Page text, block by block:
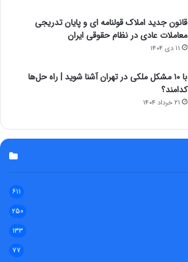
قانون جدید املاک قولنامه ای و پایان تدریجی
معاملات عادی در نظام حقوقی ایران
۱۱ دی ۱۴۰۴
با ۱۰ مشکل ملکی در تهران آشنا شوید | راه حل‌ها
کدامند؟
۲۱ خرداد ۱۴۰۴
۶۱۱
۲۵۰
۱۳۳
۷۷